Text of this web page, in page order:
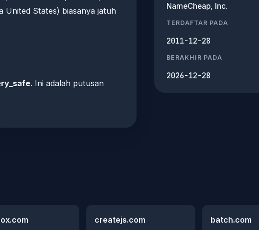
United States) biasanya jatuh
. Ini adalah putusan
NameCheap, Inc.
TERDAFTAR PADA
2011-12-28
BERAKHIR PADA
2026-12-28
createjs.com batch.com